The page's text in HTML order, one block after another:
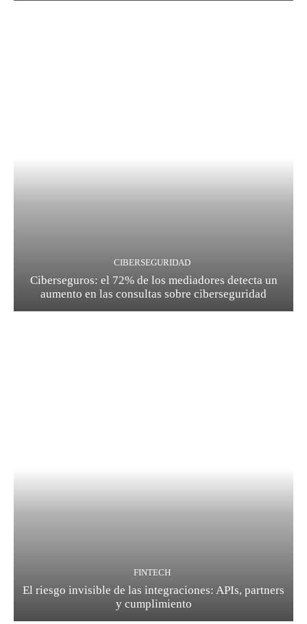
CIBERSEGURIDAD
Ciberseguros: el 72% de los mediadores detecta un
aumento en las consultas sobre ciberseguridad
FINTECH
El riesgo invisible de las integraciones: APIs, partners
y cumplimiento